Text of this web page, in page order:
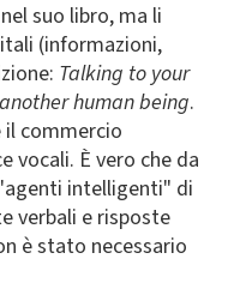
suo libro, ma li
(informazioni,
Talking to your
human being.
il commercio
vocali. È vero che da
intelligenti" di
verbali e risposte
è stato necessario